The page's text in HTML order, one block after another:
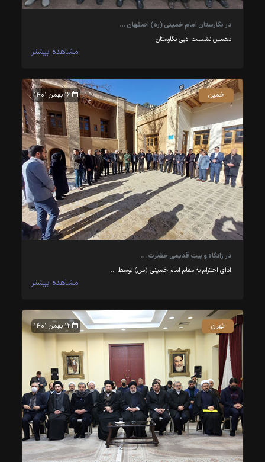
در نگارستان امام خمینی (ره) اصفهان …
دهمین نشست ادبی نگارستان
مشاهده بیشتر
در زادگاه و بیت قدیمی حضرت …
ادای احترام به مقام امام خمینی (س) توسط …
مشاهده بیشتر
۱۶ بهمن ۱۴۰۱ خمین
۱۲ بهمن ۱۴۰۱ تهران